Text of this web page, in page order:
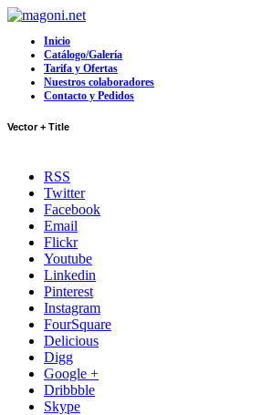
Inicio
Catálogo/Galería
Tarifa y Ofertas
Nuestros colaboradores
Contacto y Pedidos
Vector + Title
RSS
Twitter
Facebook
Email
Flickr
Youtube
Linkedin
Pinterest
Instagram
FourSquare
Delicious
Digg
Google +
Dribbble
Skype